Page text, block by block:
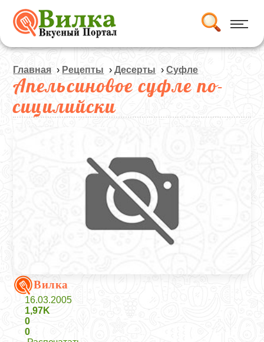
Главная › Рецепты ›Десерты ›Суфле
Апельсиновое суфле по-
сицилийски
Вилка
16.03.2005
1,97K
0
0